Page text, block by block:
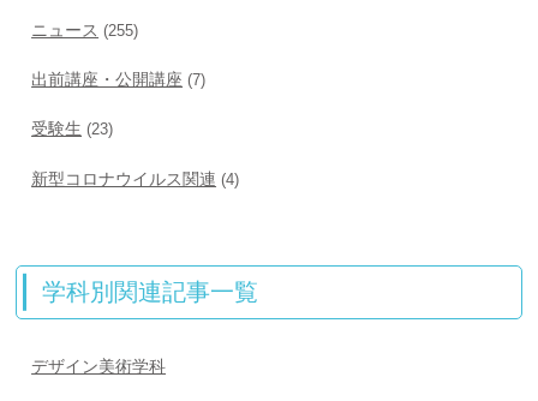
ニュース (255)
出前講座・公開講座 (7)
受験生 (23)
新型コロナウイルス関連 (4)
学科別関連記事一覧
デザイン美術学科